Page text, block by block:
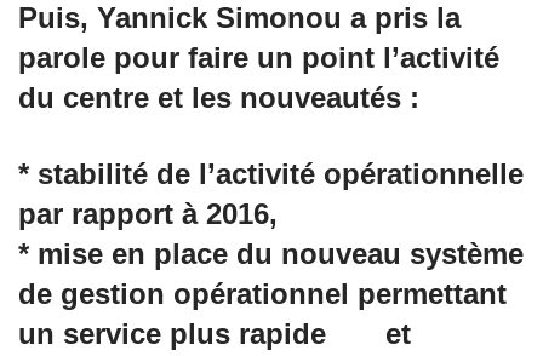
Puis, Yannick Simonou a pris la
parole pour faire un point l’activité
du centre et les nouveautés :
* stabilité de l’activité opérationnelle
par rapport à 2016,
* mise en place du nouveau système
de gestion opérationnel permettant
un service plus rapide et